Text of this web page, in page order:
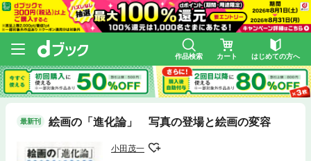
作品検索 カート はじめての方へ
最新刊 絵画の「進化論」 写真の登場と絵画の変容
小田茂一